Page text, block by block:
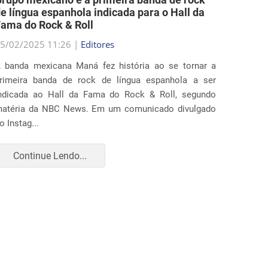
02/2025 11:26 |Editores
banda de rock de língua espanhola a ser
ao Hall da Fama do Rock & Roll, segundo
da NBC News. Em um comunicado divulgado
Instag...
Continue Lendo...